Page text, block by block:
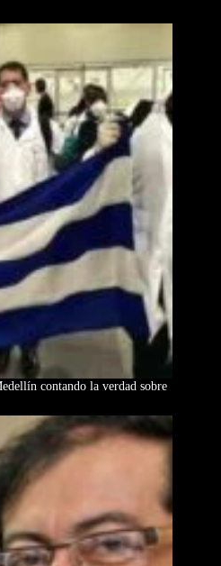
contando la verdad sobre